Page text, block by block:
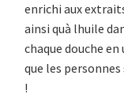
enrichi aux
ainsi quà lhuile
chaque douche
que les
!